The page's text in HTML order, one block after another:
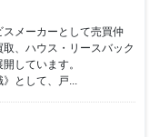
スメーカーとして売買仲
、ハウス・リースバック
しています。
として、戸...